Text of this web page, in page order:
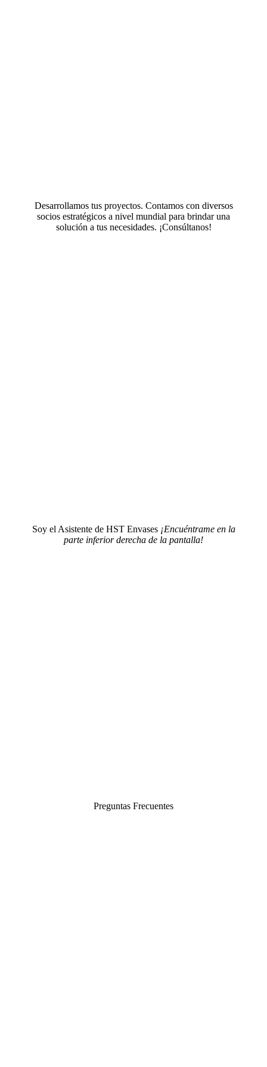
Desarrollamos tus proyectos. Contamos con diversos
socios estratégicos a nivel mundial para brindar una
solución a tus necesidades. ¡Consúltanos!
Soy el Asistente de HST Envases ¡Encuéntrame en la
parte inferior derecha de la pantalla!
Preguntas Frecuentes